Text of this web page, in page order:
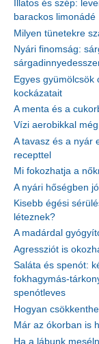
Illatos és szép:
barackos limonádé
Milyen tünetekre
Nyári finomság:
Egyes gyümölcsök
kockázatait
A menta és a
Vízi aerobikkal
A tavasz és a nyár
recepttel
Mi fokozhatja a
A nyári hőségben
Kisebb égési
léteznek?
A madárdal
Agressziót is
Saláta és spenót:
fokhagymás-
spenótleves
Hogyan
Már az ókorban is
Ha a lábunk